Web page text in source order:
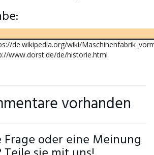
de.wikipedia.org/wiki/
www.dorst.de/de/historie.html
vorhanden
Frage oder eine Meinung